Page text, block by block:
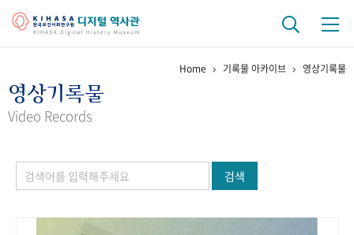
걸어온 길 기관 변천사
정책과 연구 키워드로 보는 연구 역사
연구자들
Home 기록물 아카이브 영상기록물
영상기록물
Video Records
검색